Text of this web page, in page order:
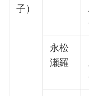
⼦）
永松
瀬羅